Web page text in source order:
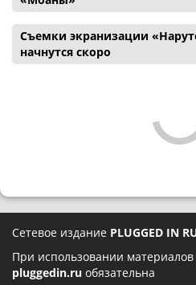
Съемки экранизации
начнутся скоро
Сетевое издание PLUGGED IN
При использовании материалов
pluggedin.ru обязательна